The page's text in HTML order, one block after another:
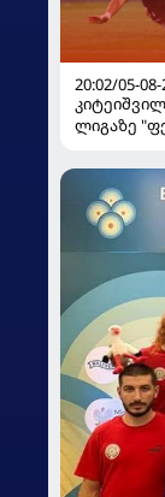
20:02/05-
ლიგაზე